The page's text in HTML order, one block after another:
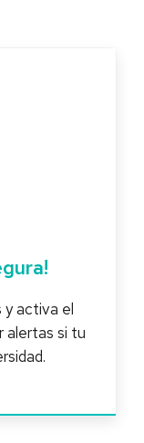
y activa el
alertas si tu